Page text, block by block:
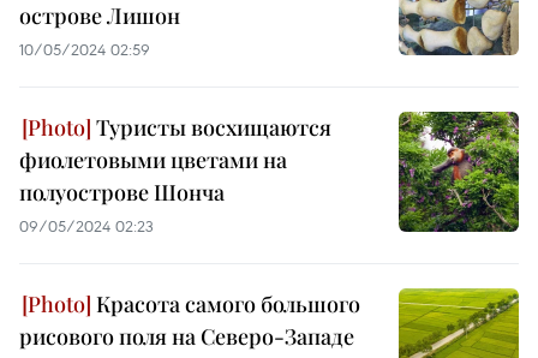
острове Лишон
10/05/2024 02:59
Туристы восхищаются
фиолетовыми цветами на
полуострове Шонча
09/05/2024 02:23
Красота самого большого
рисового поля на Северо-Западе